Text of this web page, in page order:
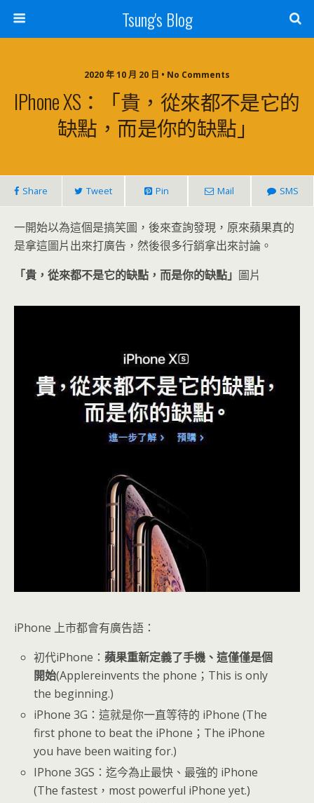
Tsung's Blog
2020 年 10 月 20 日 • No Comments
IPhone XS：「貴，從來都不是它的
缺點，而是你的缺點」
Share Tweet Pin Mail SMS
一開始以為這個是搞笑圖，後來查詢發現，原來蘋果真的
是拿這圖片出來打廣告，然後很多行銷拿出來討論。
「貴，從來都不是它的缺點，而是你的缺點」 圖片
iPhone 上市都會有廣告語：
初代iPhone：蘋果重新定義了手機、這僅僅是個
開始(Applereinvents the phone；This is only
the beginning.)
iPhone 3G：這就是你一直等待的 iPhone (The
first phone to beat the iPhone；The iPhone
you have been waiting for.)
IPhone 3GS：迄今為止最快、最強的 iPhone
(The fastest，most powerful iPhone yet.)